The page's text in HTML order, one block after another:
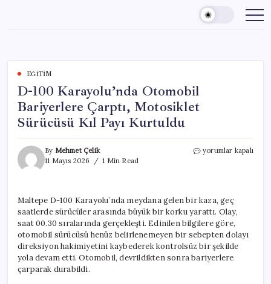
content
EĞITIM
D-100 Karayolu’nda Otomobil
Bariyerlere Çarptı, Motosiklet
Sürücüsü Kıl Payı Kurtuldu
By Mehmet Çelik
11 Mayıs 2026
1 Min Read
D-
Çarptı,
Motosiklet
Sürücüsü
Kıl
Payı
Kurtuldu
için
yorumlar kapalı
Maltepe D-100 Karayolu’nda meydana gelen bir kaza, geç
saatlerde sürücüler arasında büyük bir korku yarattı. Olay,
saat 00.30 sıralarında gerçekleşti. Edinilen bilgilere göre,
otomobil sürücüsü henüz belirlenemeyen bir sebepten dolayı
direksiyon hakimiyetini kaybederek kontrolsüz bir şekilde
yola devam etti. Otomobil, devrildikten sonra bariyerlere
çarparak durabildi.